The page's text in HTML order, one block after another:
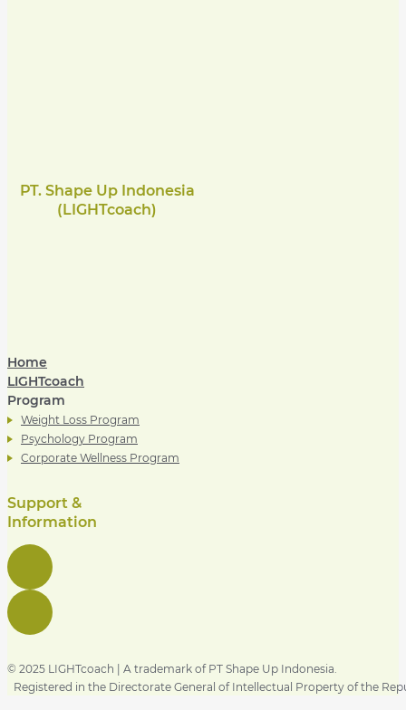
PT. Shape Up Indonesia
(LIGHTcoach)
Home
LIGHTcoach
Program
Weight Loss Program
Psychology Program
Corporate Wellness Program
Support &
Information
© 2025 LIGHTcoach | A trademark of PT Shape Up Indonesia.
Registered in the Directorate General of Intellectual Property of the